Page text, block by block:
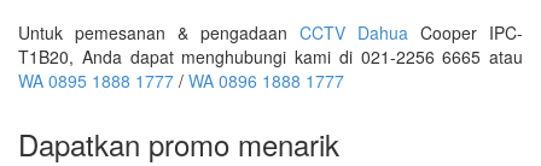
Untuk pemesanan & pengadaan CCTV Dahua Cooper IPC-
T1B20, Anda dapat menghubungi kami di 021-2256 6665 atau
WA 0895 1888 1777 / WA 0896 1888 1777
Dapatkan promo menarik